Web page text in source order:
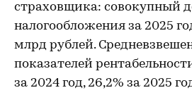
страховщика: совокупный
налогообложения за 2025
млрд рублей.
показателей
за 2024 год, 26,2% за 2025